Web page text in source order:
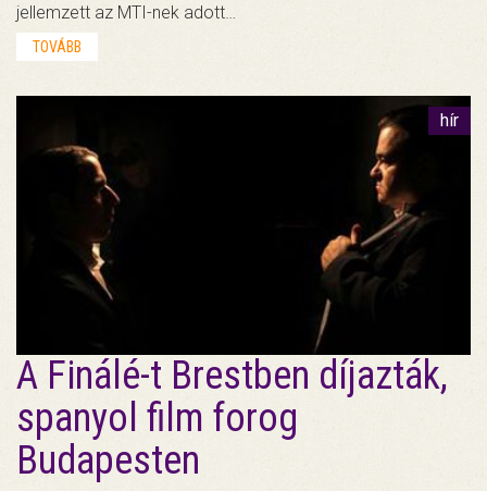
jellemzett az MTI-nek adott…
TOVÁBB
hír
A Finálé-t Brestben díjazták,
spanyol film forog
Budapesten